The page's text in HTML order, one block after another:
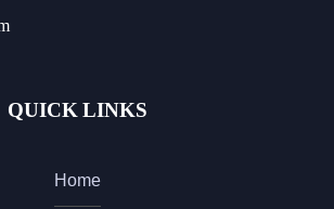
QUICK LINKS
Home